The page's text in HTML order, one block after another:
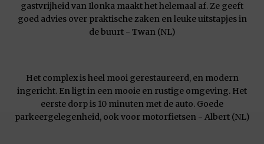
gastvrijheid van Ilonka maakt het helemaal af. Ze geeft
goed advies over praktische zaken en leuke uitstapjes in
de buurt - Twan (NL)
Het complex is heel mooi gerestaureerd, en modern
ingericht. En ligt in een mooie en rustige omgeving. Het
eerste dorp is 10 minuten met de auto. Goede
parkeergelegenheid, ook voor motorfietsen - Albert (NL)